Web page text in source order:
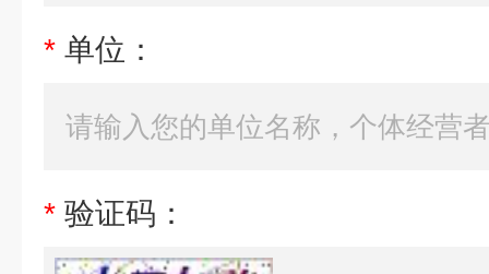
* 单位：
* 验证码：